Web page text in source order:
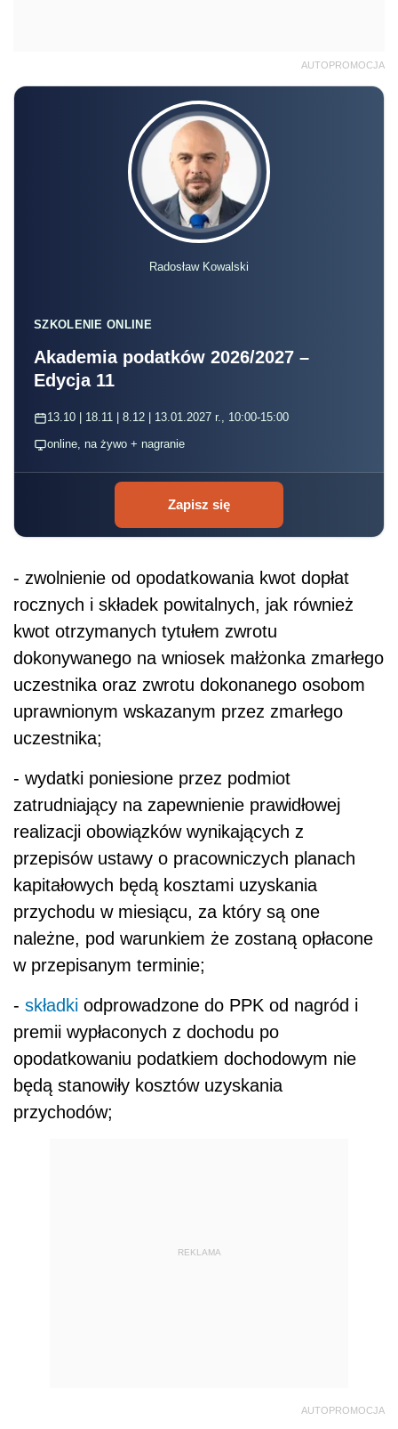
AUTOPROMOCJA
Radosław Kowalski
SZKOLENIE ONLINE
Akademia podatków 2026/2027 –
Edycja 11
13.10 | 18.11 | 8.12 | 13.01.2027 r., 10:00-15:00
online, na żywo + nagranie
Zapisz się
- zwolnienie od opodatkowania kwot dopłat
rocznych i składek powitalnych, jak również
kwot otrzymanych tytułem zwrotu
dokonywanego na wniosek małżonka zmarłego
uczestnika oraz zwrotu dokonanego osobom
uprawnionym wskazanym przez zmarłego
uczestnika;
- wydatki poniesione przez podmiot
zatrudniający na zapewnienie prawidłowej
realizacji obowiązków wynikających z
przepisów ustawy o pracowniczych planach
kapitałowych będą kosztami uzyskania
przychodu w miesiącu, za który są one
należne, pod warunkiem że zostaną opłacone
w przepisanym terminie;
- składki odprowadzone do PPK od nagród i
premii wypłaconych z dochodu po
opodatkowaniu podatkiem dochodowym nie
będą stanowiły kosztów uzyskania
przychodów;
REKLAMA
AUTOPROMOCJA